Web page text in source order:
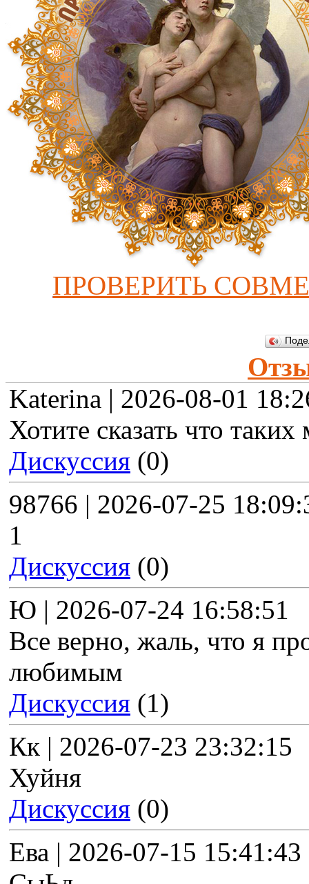
ПРОВЕРИТЬ
Katerina | 2026-08-01
Хотите сказать что таких
Дискуссия (0)
98766 | 2026-07-25
1
Дискуссия (0)
Ю | 2026-07-24 16:58:51
Все верно, жаль, что я
любимым
Дискуссия (1)
Кк | 2026-07-23 23:32:15
Хуйня
Дискуссия (0)
Ева | 2026-07-15 15:41:43